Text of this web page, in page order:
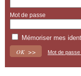
Mot de passe
Mémoriser mes
Mot de passe